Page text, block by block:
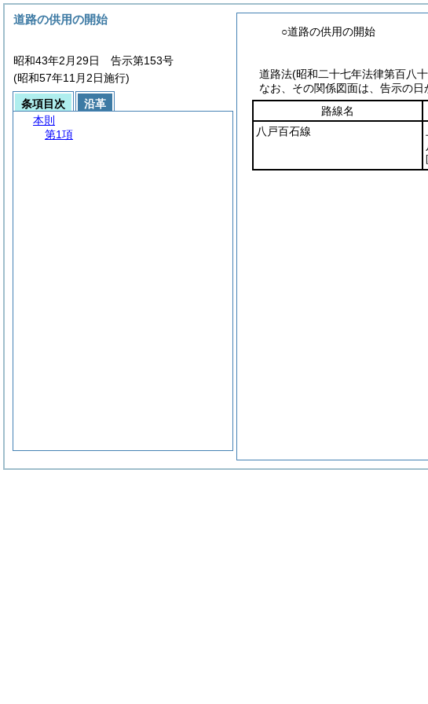
○道路の供用の開始
道路法(昭和二十七年法律第百八
なお、その関係図面は、告示の
路線名
八戸百石線
道路の供用の開始
昭和43年2月29日 告示第153号
(昭和57年11月2日施行)
条項目次
沿革
本則
第1項